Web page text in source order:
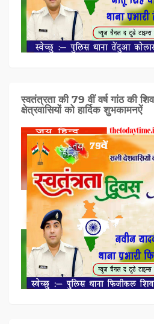
स्वतंत्रता की 79 वीं वर्ष गांठ की
क्षेत्रवासियों को हार्दिक शुभकामनऐं